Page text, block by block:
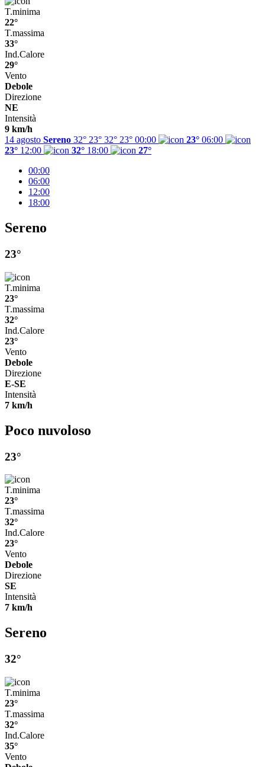
T.minima
22°
T.massima
33°
Ind.Calore
29°
Vento
Debole
Direzione
NE
Intensità
9 km/h
14 agosto Sereno 32° 23° 32° 23° 00:00 23° 06:00
23° 12:00 32° 18:00
27°
00:00
06:00
12:00
18:00
Sereno
23°
T.minima
23°
T.massima
32°
Ind.Calore
23°
Vento
Debole
Direzione
E-SE
Intensità
7 km/h
Poco nuvoloso
23°
T.minima
23°
T.massima
32°
Ind.Calore
23°
Vento
Debole
Direzione
SE
Intensità
7 km/h
Sereno
32°
T.minima
23°
T.massima
32°
Ind.Calore
35°
Vento